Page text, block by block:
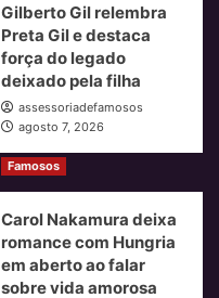
Gilberto Gil relembra
Preta Gil e destaca
força do legado
deixado pela filha
assessoriadefamosos
agosto 7, 2026
Famosos
Carol Nakamura deixa
romance com Hungria
em aberto ao falar
sobre vida amorosa